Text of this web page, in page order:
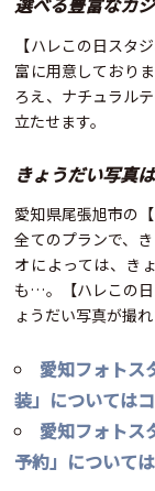
【ハレこの日スタ
富に用意しており
ろえ、ナチュラル
立たせます。
きょうだい写真
愛知県尾張旭市の
全てのプランで、
オによっては、き
も…。【ハレこの
ょうだい写真が撮れ
愛知フォトス
装」については
愛知フォトス
予約」について